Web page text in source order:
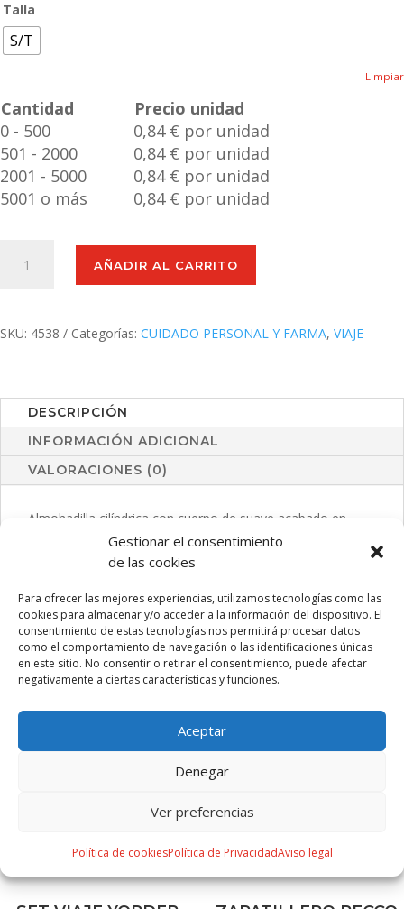
Gestionar el consentimiento
de las cookies
Para ofrecer las mejores experiencias, utilizamos tecnologías como las
cookies para almacenar y/o acceder a la información del dispositivo. El
consentimiento de estas tecnologías nos permitirá procesar datos
como el comportamiento de navegación o las identificaciones únicas
en este sitio. No consentir o retirar el consentimiento, puede afectar
negativamente a ciertas características y funciones.
Aceptar
Denegar
Ver preferencias
Política de cookiesPolítica de PrivacidadAviso legal
Talla
S/T
Limpiar
Cantidad
Precio unidad
0 - 500
0,84 € por unidad
501 - 2000
0,84 € por unidad
2001 - 5000
0,84 € por unidad
5001 o más
0,84 € por unidad
Sould
AÑADIR AL CARRITO
SKU: 4538 Categorías: CUIDADO PERSONAL Y FARMA, VIAJE
DESCRIPCIÓN
INFORMACIÓN ADICIONAL
VALORACIONES (0)
Almohadilla cilíndrica con cuerpo de suave acabado en
poliéster en amplia gama de vivos colores. Con relleno de
bolitas y etiqueta neutra para marcaje.
PRODUCTOS RELACIONADOS